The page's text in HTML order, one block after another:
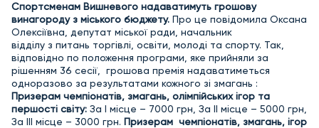
Спортсменам Вишневого надаватимуть грошову
винагороду з міського бюджету. Про це повідомила Оксана
Олексіївна, депутат міської ради, начальник
відділу з питань торгівлі, освіти, молоді та спорту. Так,
відповідно по положення програми, яке прийняли за
рішенням 36 сесії, грошова премія надаватиметься
одноразово за результатами кожного зі змагань :
Призерам чемпіонатів, змагань, олімпійських ігор та
першості світу: За І місце – 7000 грн, За ІІ місце – 5000 грн,
За ІІІ місце – 3000 грн. Призерам чемпіонатів, змагань, ігор